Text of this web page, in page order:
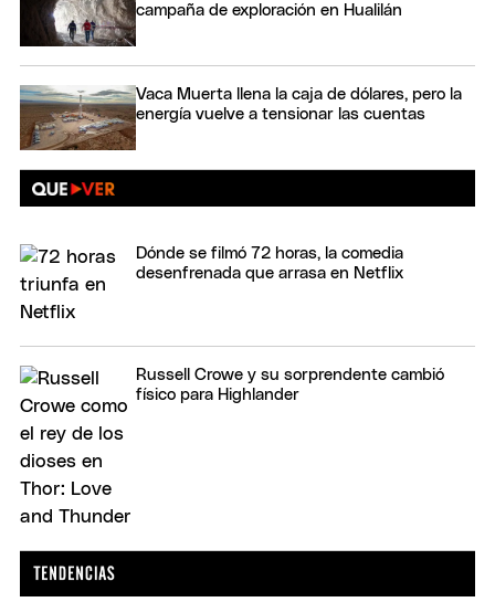
campaña de exploración en Hualilán
Vaca Muerta llena la caja de dólares, pero la
energía vuelve a tensionar las cuentas
Dónde se filmó 72 horas, la comedia
desenfrenada que arrasa en Netflix
Russell Crowe y su sorprendente cambió
físico para Highlander